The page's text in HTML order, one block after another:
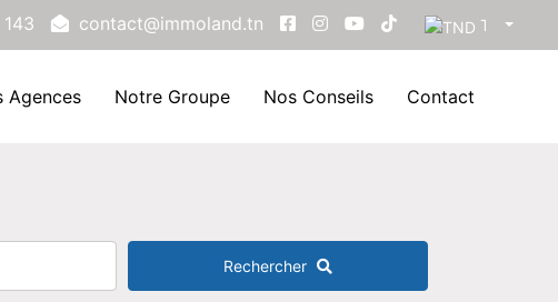
contact@immoland.tn TND
Agences Notre Groupe Nos Conseils Contact
Rechercher